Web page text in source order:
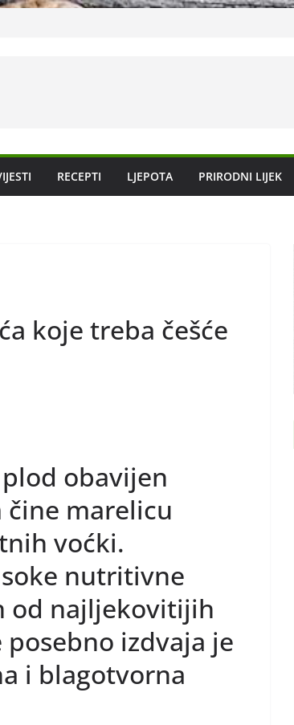
RECEPTI LJEPOTA PRIRODNI LIJEK
koje treba češće
obavijen
marelicu
voćki.
nutritivne
od najljekovitijih
izdvaja je
i blagotvorna